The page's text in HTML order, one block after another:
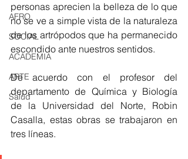
AFRO
SOCIAL
ACADEMIA
ARTE
Salud
personas aprecien la belleza de lo que
no se ve a simple vista de la naturaleza
de los artrópodos que ha permanecido
escondido ante nuestros sentidos.
De acuerdo con el profesor del
departamento de Química y Biología
de la Universidad del Norte, Robin
Casalla, estas obras se trabajaron en
tres líneas.